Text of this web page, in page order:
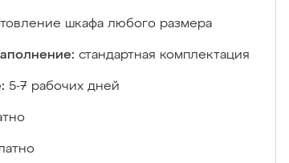
шкафа любого размера
стандартная комплектация
5-7 рабочих дней